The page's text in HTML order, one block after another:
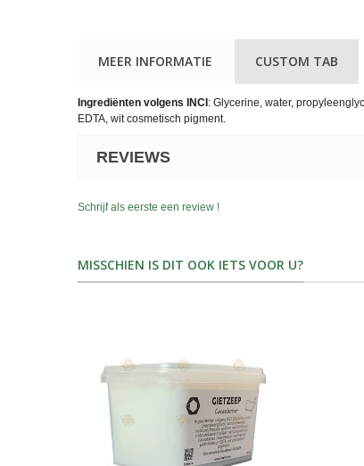
MEER INFORMATIE CUSTOM TAB
Ingrediënten volgens INCI : Glycerine, water,
EDTA, wit cosmetisch pigment.
REVIEWS
Schrijf als eerste een review !
MISSCHIEN IS DIT OOK IETS VOOR U?